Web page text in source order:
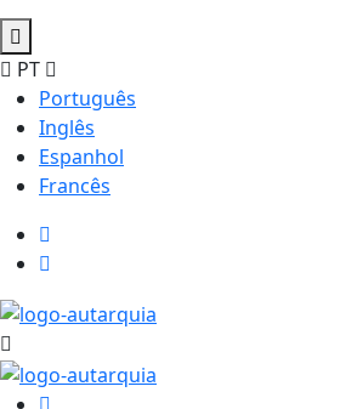
PT
Português
Inglês
Espanhol
Francês